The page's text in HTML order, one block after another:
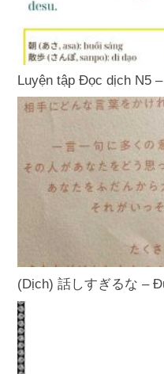
Luyện tập Đọc dịch N5
(Dịch) 話しすぎるな –